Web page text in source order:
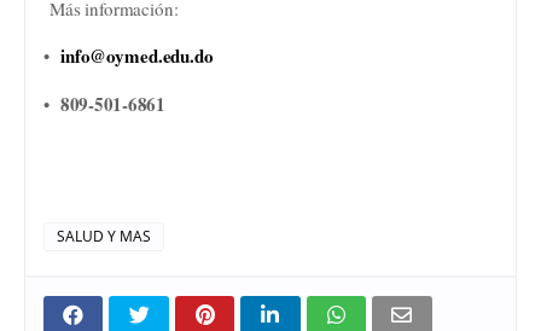
Más información:
• info@oymed.edu.do
• 809-501-6861
SALUD Y MAS